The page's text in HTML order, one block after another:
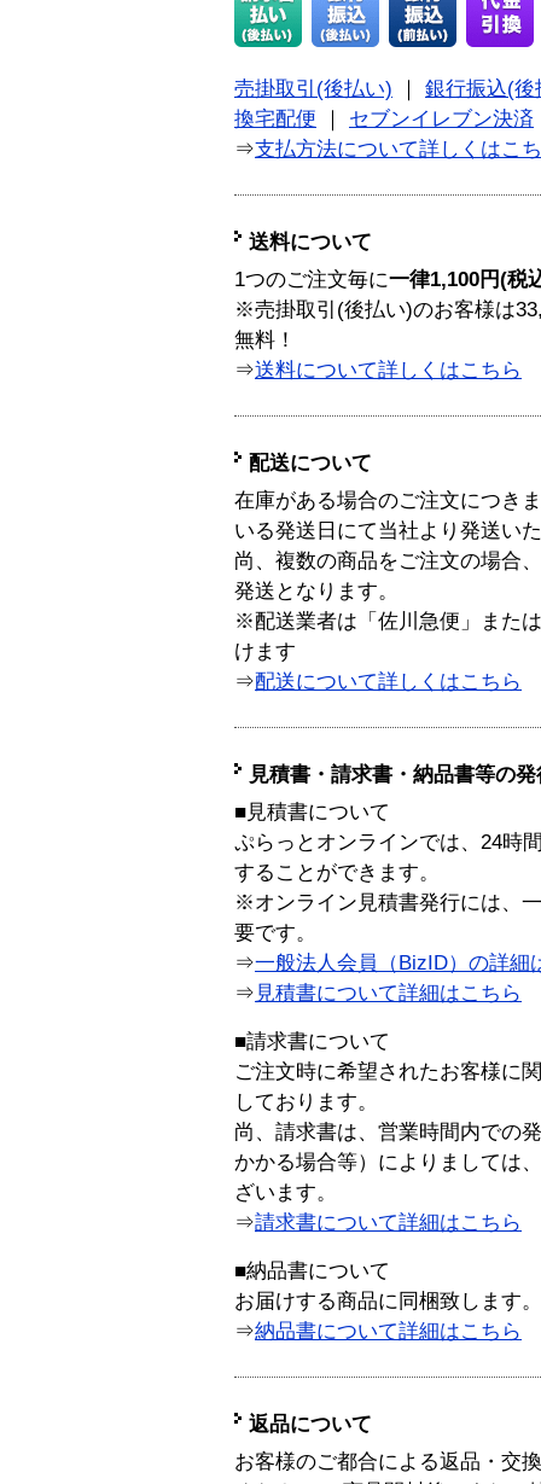
売掛取引(後払い)
銀行振込(後
換宅配便
セブンイレブン決済
⇒支払方法について詳しくはこ
送料について
1つのご注文毎に一律1,100円(税
※売掛取引(後払い)のお客様は
無料！
⇒送料について詳しくはこちら
配送について
在庫がある場合のご注文につき
いる発送日にて当社より発送い
尚、複数の商品をご注文の場合
発送となります。
※配送業者は「佐川急便」また
けます
⇒配送について詳しくはこちら
見積書・請求書・納品書等の
■見積書について
ぷらっとオンラインでは、24時
することができます。
※オンライン見積書発行には、
要です。
⇒一般法人会員（BizID）の詳細
⇒ 見積書について詳細はこちら
■請求書について
ご注文時に希望されたお客様に
しております。
尚、請求書は、営業時間内での
かかる場合等）によりましては
ざいます。
⇒請求書について詳細はこちら
■納品書について
お届けする商品に同梱致します。
⇒納品書について詳細はこちら
返品について
お客様のご都合による返品・交